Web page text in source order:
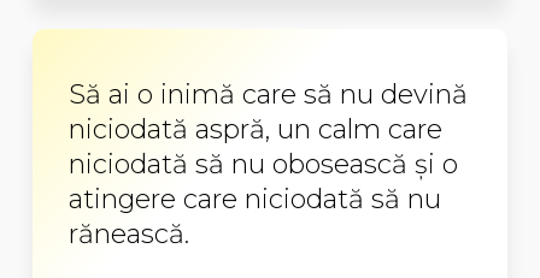
Să ai o inimă care să nu devină
niciodată aspră, un calm care
niciodată să nu obosească şi o
atingere care niciodată să nu
rănească.